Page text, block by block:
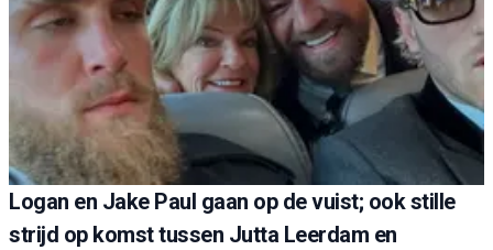
Logan en Jake Paul gaan op de vuist; ook stille
strijd op komst tussen Jutta Leerdam en